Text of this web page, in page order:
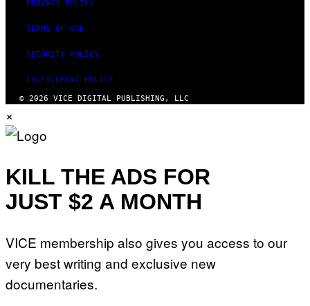
PRIVACY POLICY
TERMS OF USE
SECURITY POLICY
FULFILLMENT POLICY
© 2026 VICE DIGITAL PUBLISHING, LLC
×
KILL THE ADS FOR
JUST $2 A MONTH
VICE membership also gives you access to our
very best writing and exclusive new
documentaries.